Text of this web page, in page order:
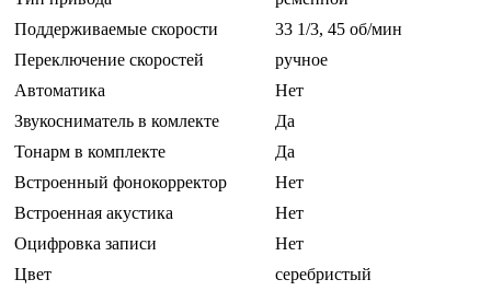
Поддерживаемые скорости
33 1/3, 45 об/мин
Переключение скоростей
ручное
Автоматика
Нет
Звукосниматель в комлекте
Да
Тонарм в комплекте
Да
Встроенный фонокорректор
Нет
Встроенная акустика
Нет
Оцифровка записи
Нет
Цвет
серебристый